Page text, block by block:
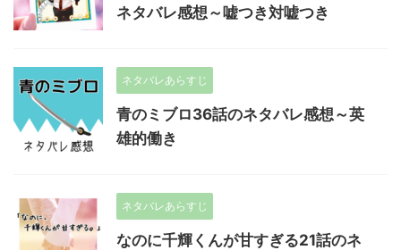
ネタバレ感想～嘘つき対嘘つき
ネタバレあらすじ
青のミブロ36話のネタバレ感想～英
雄的働き
ネタバレあらすじ
なのに千輝くんが甘すぎる21話のネ